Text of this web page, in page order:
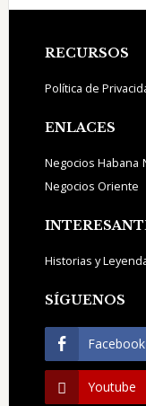
Footer
RECURSOS
Política de
ENLACES
Negocios Habana
Negocios Oriente
Historias y
SÍGUENOS
Facebook
Youtube